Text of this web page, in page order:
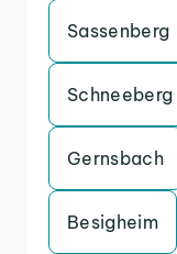
Sassenberg
Schneeberg
Gernsbach
Besigheim